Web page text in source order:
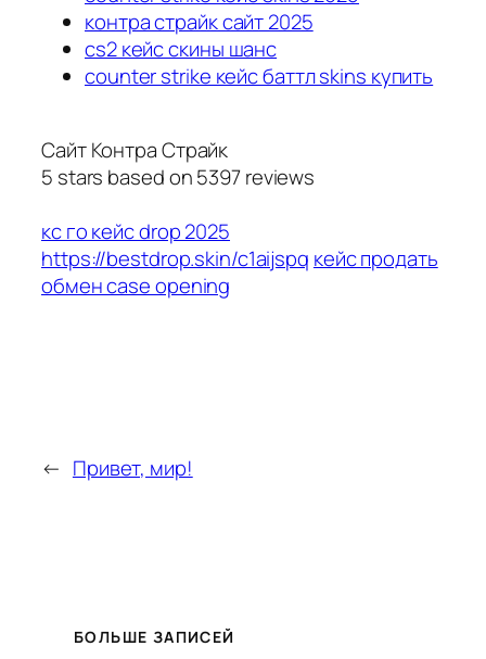
контра страйк сайт 2025
cs2 кейс скины шанс
counter strike кейс баттл skins купить
Сайт Контра Страйк
5 stars based on5397reviews
кс го кейс drop 2025
https://bestdrop.skin/c1aijspq кейс продать
обмен case opening
← Привет, мир!
БОЛЬШЕ ЗАПИСЕЙ